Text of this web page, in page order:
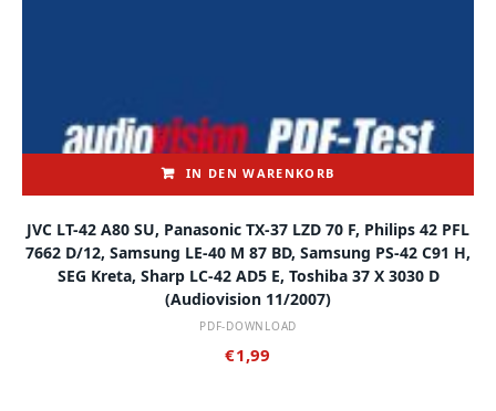
IN DEN WARENKORB
JVC LT-42 A80 SU, Panasonic TX-37 LZD 70 F, Philips 42 PFL
7662 D/12, Samsung LE-40 M 87 BD, Samsung PS-42 C91 H,
SEG Kreta, Sharp LC-42 AD5 E, Toshiba 37 X 3030 D
(audiovision 11/2007)
PDF-DOWNLOAD
€1,99